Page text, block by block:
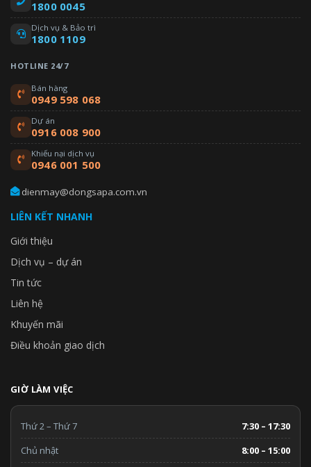
1800 0045
Dịch vụ & Bảo trì
1800 1109
HOTLINE 24/7
Bán hàng
0949 598 068
Dự án
0916 008 900
Khiếu nại dịch vụ
0946 001 500
dienmay@dongsapa.com.vn
LIÊN KẾT NHANH
Giới thiệu
Dịch vụ – dự án
Tin tức
Liên hệ
Khuyến mãi
Điều khoản giao dịch
GIỜ LÀM VIỆC
Thứ 2 – Thứ 7
7:30 – 17:30
Chủ nhật
8:00 – 15:00